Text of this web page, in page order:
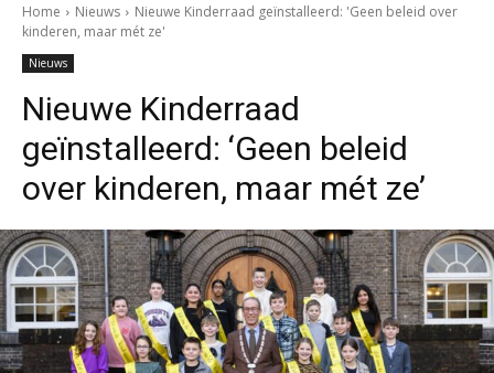
Home Nieuws
Nieuwe Kinderraad geïnstalleerd: 'Geen beleid over
kinderen, maar mét ze'
Nieuws
Nieuwe Kinderraad
geïnstalleerd: ‘Geen beleid
over kinderen, maar mét ze’